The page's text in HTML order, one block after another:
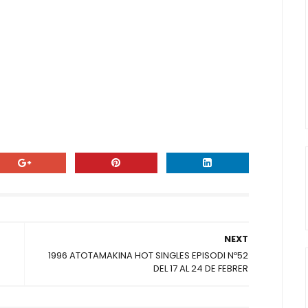
NEXT
1996 ATOTAMAKINA HOT SINGLES EPISODI Nº52
DEL 17 AL 24 DE FEBRER